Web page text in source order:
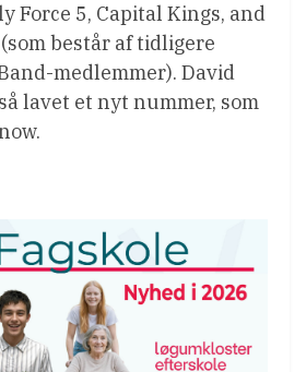
Force 5, Capital Kings, and
består af tidligere
medlemmer). David
lavet et nyt nummer, som